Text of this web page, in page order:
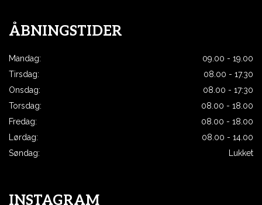
ÅBNINGSTIDER
Mandag:
09.00 - 19.00
Tirsdag:
08.00 - 17.30
Onsdag:
08.00 - 17:30
Torsdag:
08.00 - 18.00
Fredag:
08.00 - 18.00
Lørdag:
08.00 - 14.00
Søndag:
Lukket
INSTAGRAM